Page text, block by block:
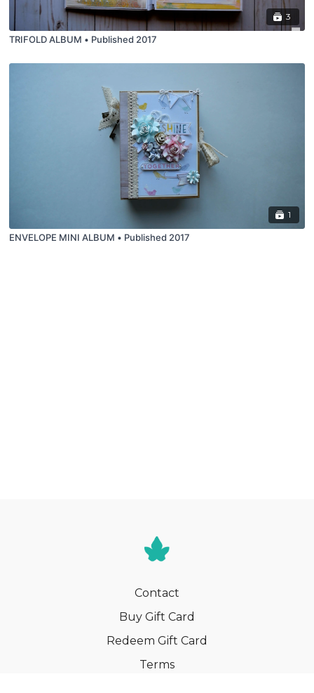
3
TRIFOLD ALBUM • Published 2017
1
ENVELOPE MINI ALBUM • Published 2017
Contact
Buy Gift Card
Redeem Gift Card
Terms